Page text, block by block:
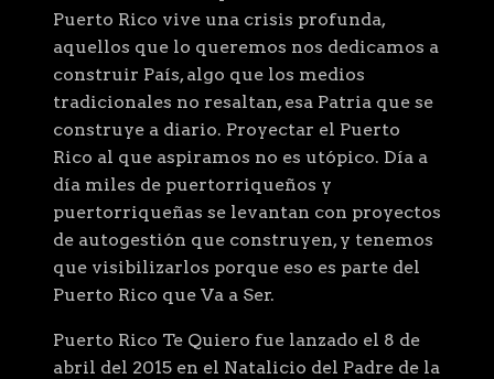
Puerto Rico vive una crisis profunda,
aquellos que lo queremos nos dedicamos a
construir País, algo que los medios
tradicionales no resaltan, esa Patria que se
construye a diario. Proyectar el Puerto
Rico al que aspiramos no es utópico. Día a
día miles de puertorriqueños y
puertorriqueñas se levantan con proyectos
de autogestión que construyen, y tenemos
que visibilizarlos porque eso es parte del
Puerto Rico que Va a Ser.
Puerto Rico Te Quiero fue lanzado el 8 de
abril del 2015 en el Natalicio del Padre de la